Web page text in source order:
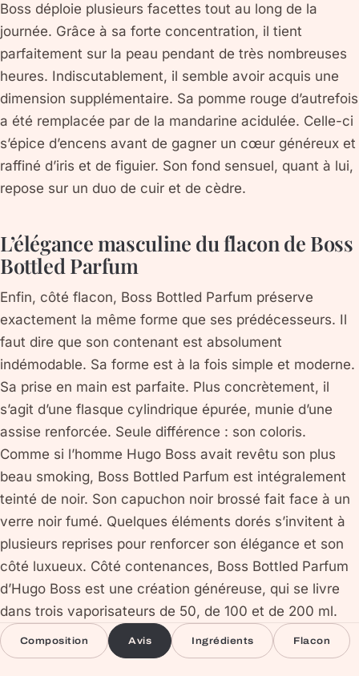
Boss déploie plusieurs facettes tout au long de la
journée. Grâce à sa forte concentration, il tient
parfaitement sur la peau pendant de très nombreuses
heures. Indiscutablement, il semble avoir acquis une
dimension supplémentaire. Sa pomme rouge d’autrefois
a été remplacée par de la mandarine acidulée. Celle-ci
s’épice d’encens avant de gagner un cœur généreux et
raffiné d’iris et de figuier. Son fond sensuel, quant à lui,
repose sur un duo de cuir et de cèdre.
L’élégance masculine du flacon de Boss
Bottled Parfum
Enfin, côté flacon, Boss Bottled Parfum préserve
exactement la même forme que ses prédécesseurs. Il
faut dire que son contenant est absolument
indémodable. Sa forme est à la fois simple et moderne.
Sa prise en main est parfaite. Plus concrètement, il
s’agit d’une flasque cylindrique épurée, munie d’une
assise renforcée. Seule différence : son coloris.
Comme si l’homme Hugo Boss avait revêtu son plus
beau smoking, Boss Bottled Parfum est intégralement
teinté de noir. Son capuchon noir brossé fait face à un
verre noir fumé. Quelques éléments dorés s’invitent à
plusieurs reprises pour renforcer son élégance et son
côté luxueux. Côté contenances, Boss Bottled Parfum
d’Hugo Boss est une création généreuse, qui se livre
dans trois vaporisateurs de 50, de 100 et de 200 ml.
Composition Avis Ingrédients Flacon